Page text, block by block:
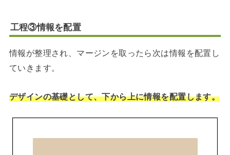
工程③情報を配置
情報が整理され、マージンを取ったら次は情報を配置し
ていきます。
デザインの基礎として、下から上に情報を配置します。